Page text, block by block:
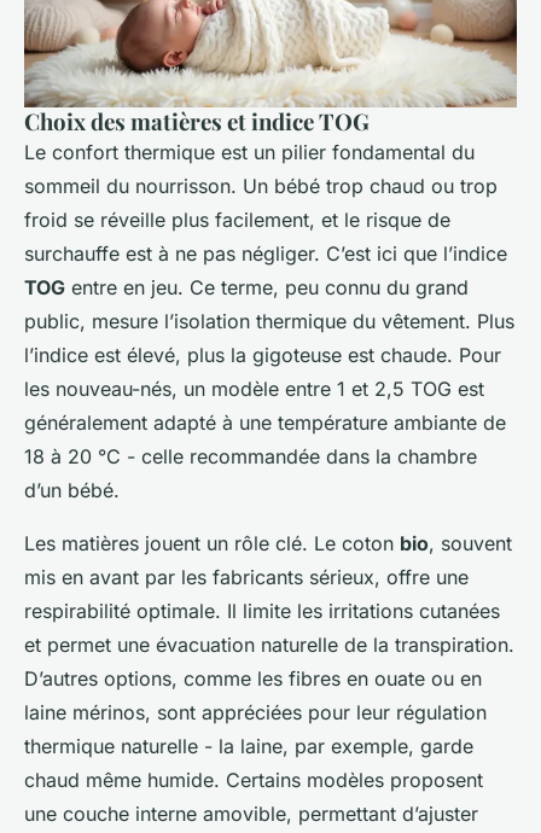
Choix des matières et indice TOG
Le confort thermique est un pilier fondamental du
sommeil du nourrisson. Un bébé trop chaud ou trop
froid se réveille plus facilement, et le risque de
surchauffe est à ne pas négliger. C’est ici que l’indice
TOG entre en jeu. Ce terme, peu connu du grand
public, mesure l’isolation thermique du vêtement. Plus
l’indice est élevé, plus la gigoteuse est chaude. Pour
les nouveau-nés, un modèle entre 1 et 2,5 TOG est
généralement adapté à une température ambiante de
18 à 20 °C - celle recommandée dans la chambre
d’un bébé.
Les matières jouent un rôle clé. Le coton bio, souvent
mis en avant par les fabricants sérieux, offre une
respirabilité optimale. Il limite les irritations cutanées
et permet une évacuation naturelle de la transpiration.
D’autres options, comme les fibres en ouate ou en
laine mérinos, sont appréciées pour leur régulation
thermique naturelle - la laine, par exemple, garde
chaud même humide. Certains modèles proposent
une couche interne amovible, permettant d’ajuster